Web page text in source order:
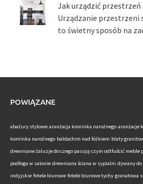
Jak urządzić
Urządzanie przestrzeni
to świetny sposób na
POWIĄZANE
abażury stylowe aranżacja kominka narożnego aranżacje
kominka narożnego baldachim nad łóżkiem blaty
drewniane żaluzje do czego pasują czym odtłuścić meble
podłoga w salonie drewniana ściana w sypialni dywany
indyjskie fotele biurowe fotele biurowe tychy granatowa